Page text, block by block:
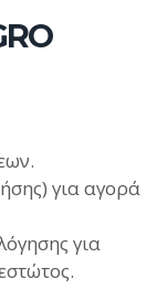
για αγορά
για